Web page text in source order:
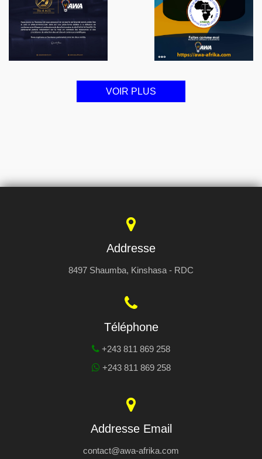
VOIR PLUS
Addresse
8497 Shaumba, Kinshasa - RDC
Téléphone
+243 811 869 258
+243 811 869 258
Addresse Email
contact@awa-afrika.com